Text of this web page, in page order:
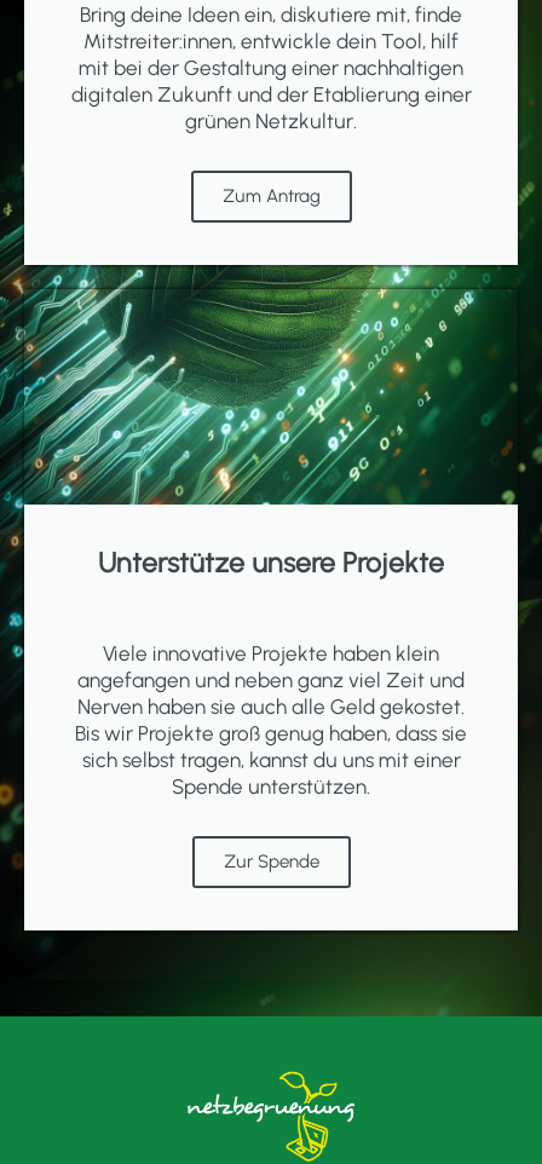
Bring deine Ideen ein, diskutiere mit, finde
Mitstreiter:innen, entwickle dein Tool, hilf
mit bei der Gestaltung einer nachhaltigen
digitalen Zukunft und der Etablierung einer
grünen Netzkultur.
Zum Antrag
Unterstütze unsere Projekte
Viele innovative Projekte haben klein
angefangen und neben ganz viel Zeit und
Nerven haben sie auch alle Geld gekostet.
Bis wir Projekte groß genug haben, dass sie
sich selbst tragen, kannst du uns mit einer
Spende unterstützen.
Zur Spende